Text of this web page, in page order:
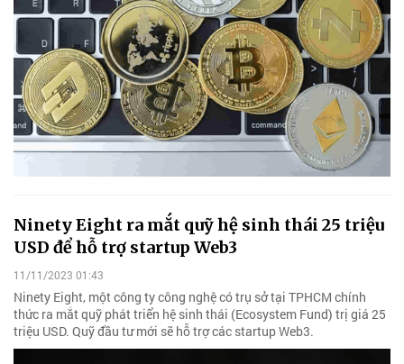
Ninety Eight ra mắt quỹ hệ sinh thái 25 triệu
USD để hỗ trợ startup Web3
11/11/2023 01:43
Ninety Eight, một công ty công nghệ có trụ sở tại TPHCM chính
thức ra mắt quỹ phát triển hệ sinh thái (Ecosystem Fund) trị giá 25
triệu USD. Quỹ đầu tư mới sẽ hỗ trợ các startup Web3.